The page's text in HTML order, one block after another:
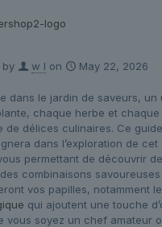
by w l on May 22, 2026
dans le jardin de saveurs, un
chaque herbe et
de délices culinaires. Ce
dans l’exploration de cet
permettant de découvrir
combinaisons
vos papilles, notamment
qui ajoutent une touche
vous soyez un chef amateur